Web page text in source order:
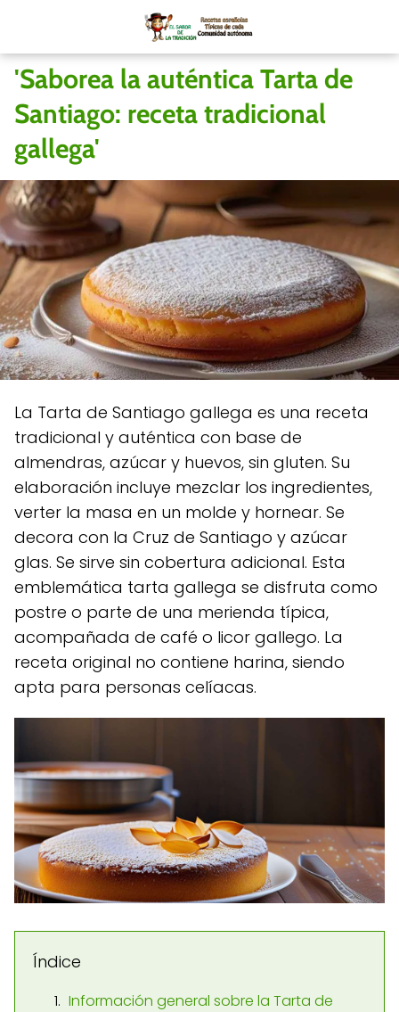
'Saborea la auténtica Tarta de
Santiago: receta tradicional
gallega'
La Tarta de Santiago gallega es una receta
tradicional y auténtica con base de
almendras, azúcar y huevos, sin gluten. Su
elaboración incluye mezclar los ingredientes,
verter la masa en un molde y hornear. Se
decora con la Cruz de Santiago y azúcar
glas. Se sirve sin cobertura adicional. Esta
emblemática tarta gallega se disfruta como
postre o parte de una merienda típica,
acompañada de café o licor gallego. La
receta original no contiene harina, siendo
apta para personas celíacas.
Índice
Información general sobre la Tarta de